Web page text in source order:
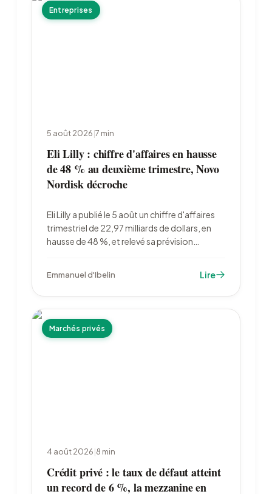
Entreprises
5 août 2026|7 min
Eli Lilly : chiffre d'affaires en hausse
de 48 % au deuxième trimestre, Novo
Nordisk décroche
Eli Lilly a publié le 5 août un chiffre d'affaires
trimestriel de 22,97 milliards de dollars, en
hausse de 48 %, et relevé sa prévision
quand Novo Nordisk recule après un échec
d'essai clinique.
Emmanuel d'Ibelin Lire
Marchés privés
4 août 2026|8 min
Crédit privé : le taux de défaut atteint
un record de 6 %, la mezzanine en